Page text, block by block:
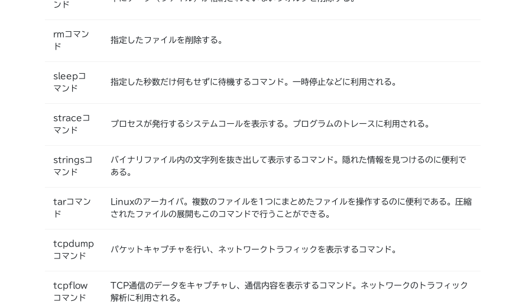
ンド
rmコマン
ド
指定したファイルを削除する。
sleepコ
マンド
指定した秒数だけ何もせずに待機するコマンド。一時停止などに利用される。
straceコ
マンド
プロセスが発行するシステムコールを表示する。プログラムのトレースに利用される。
stringsコ
マンド
バイナリファイル内の文字列を抜き出して表示するコマンド。隠れた情報を見つけるのに便利で
ある。
tarコマン
ド
Linuxのアーカイバ。複数のファイルを1つにまとめたファイルを操作するのに便利である。圧縮
されたファイルの展開もこのコマンドで行うことができる。
tcpdump
コマンド
パケットキャプチャを行い、ネットワークトラフィックを表示するコマンド。
tcpflow
コマンド
TCP通信のデータをキャプチャし、通信内容を表示するコマンド。ネットワークのトラフィック
解析に利用される。